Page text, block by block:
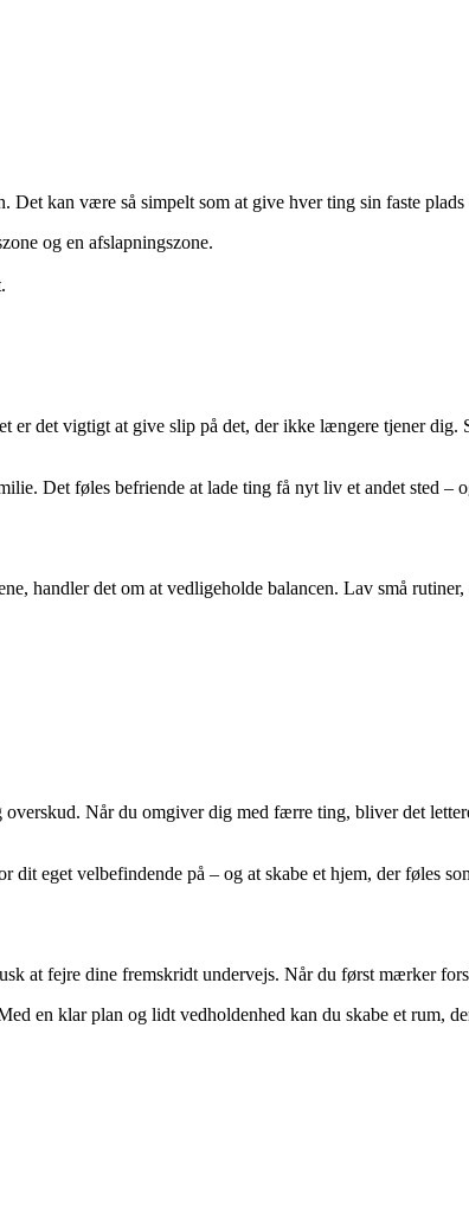
kan være så simpelt som at give hver ting sin faste
og en afslapningszone.
er det vigtigt at give slip på det, der ikke længere tjener dig.
Det føles befriende at lade ting få nyt liv et andet sted –
handler det om at vedligeholde balancen. Lav små
Når du omgiver dig med færre ting, bliver det
eget velbefindende på – og at skabe et hjem, der føles
at fejre dine fremskridt undervejs. Når du først mærker
en klar plan og lidt vedholdenhed kan du skabe et rum,